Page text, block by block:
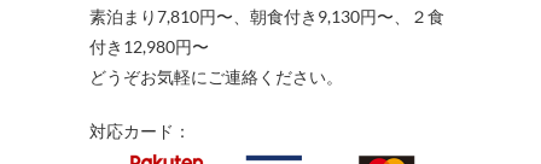
素泊まり7,810円〜、朝食付き9,130円〜、２食
付き12,980円〜
どうぞお気軽にご連絡ください。
対応カード：